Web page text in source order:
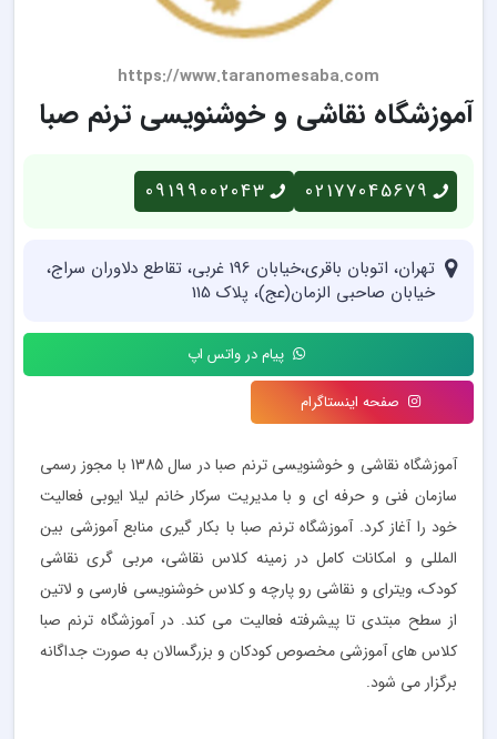
https://www.taranomesaba.com
آموزشگاه نقاشی و خوشنویسی ترنم صبا
02177045679
09199002043
تهران، اتوبان باقری،خیابان 196 غربی، تقاطع دلاوران سراج،
خیابان صاحبی الزمان(عج)، پلاک 115
پیام در واتس اپ
صفحه اینستاگرام
آموزشگاه نقاشی و خوشنویسی ترنم صبا در سال 1385 با مجوز رسمی
سازمان فنی و حرفه ای و با مدیریت سرکار خانم لیلا ایوبی فعالیت
خود را آغاز کرد. آموزشگاه ترنم صبا با بکار گیری منابع آموزشی بین
المللی و امکانات کامل در زمینه کلاس نقاشی، مربی گری نقاشی
کودک، ویترای و نقاشی رو پارچه و کلاس خوشنویسی فارسی و لاتین
از سطح مبتدی تا پیشرفته فعالیت می کند. در آموزشگاه ترنم صبا
کلاس های آموزشی مخصوص کودکان و بزرگسالان به صورت جداگانه
برگزار می شود.